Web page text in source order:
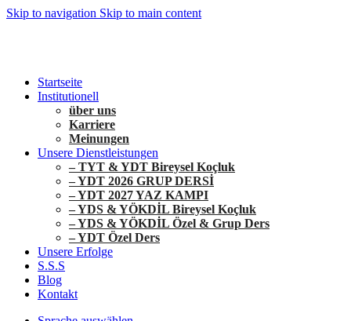
Skip to navigation Skip to main content
Startseite
Institutionell
über uns
Karriere
Meinungen
Unsere Dienstleistungen
– TYT & YDT Bireysel Koçluk
– YDT 2026 GRUP DERSİ
– YDT 2027 YAZ KAMPI
– YDS & YÖKDİL Bireysel Koçluk
– YDS & YÖKDİL Özel & Grup Ders
– YDT Özel Ders
Unsere Erfolge
S.S.S
Blog
Kontakt